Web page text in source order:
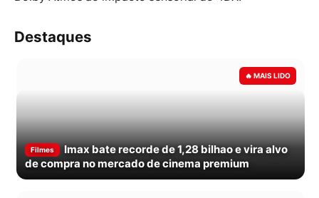
Destaques
Filmes
Imax bate recorde de 1,28 bilhao e vira alvo
de compra no mercado de cinema premium